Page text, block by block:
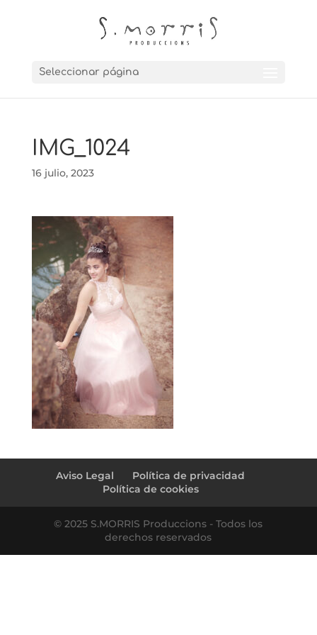
Seleccionar página
IMG_1024
16 julio, 2023
Aviso Legal
Política de privacidad
Política de cookies
© 2025 S.MORRIS Produccions - Todos los
derechos reservados